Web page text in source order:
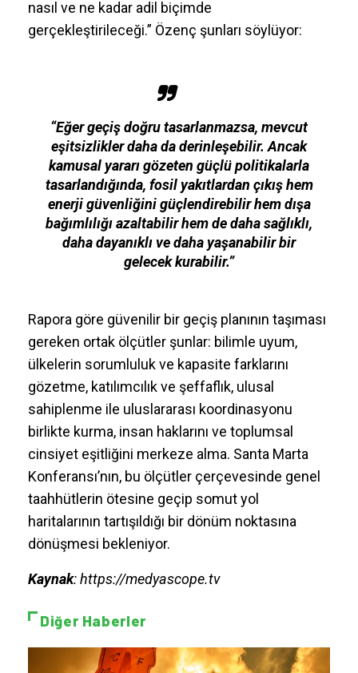
nasıl ve ne kadar adil biçimde
gerçekleştirileceği.” Özenç şunları söylüyor:
“Eğer geçiş doğru tasarlanmazsa, mevcut
eşitsizlikler daha da derinleşebilir. Ancak
kamusal yararı gözeten güçlü politikalarla
tasarlandığında, fosil yakıtlardan çıkış hem
enerji güvenliğini güçlendirebilir hem dışa
bağımlılığı azaltabilir hem de daha sağlıklı,
daha dayanıklı ve daha yaşanabilir bir
gelecek kurabilir.”
Rapora göre güvenilir bir geçiş planının taşıması
gereken ortak ölçütler şunlar: bilimle uyum,
ülkelerin sorumluluk ve kapasite farklarını
gözetme, katılımcılık ve şeffaflık, ulusal
sahiplenme ile uluslararası koordinasyonu
birlikte kurma, insan haklarını ve toplumsal
cinsiyet eşitliğini merkeze alma. Santa Marta
Konferansı’nın, bu ölçütler çerçevesinde genel
taahhütlerin ötesine geçip somut yol
haritalarının tartışıldığı bir dönüm noktasına
dönüşmesi bekleniyor.
Kaynak: https://medyascope.tv
Diğer Haberler